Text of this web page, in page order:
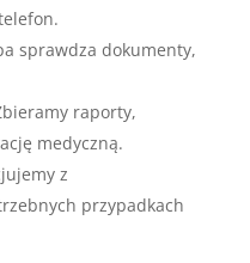
sprawdza dokumenty,
raporty,
medyczną.
z
przypadkach